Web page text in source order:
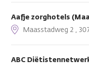
Aafje zorghotels
Maasstadweg 2 ,
ABC